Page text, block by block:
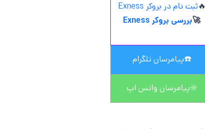
🔥ثبت نام در بروکر Exness
🚀بررسی بروکر Exness
☎️پیامرسان تلگرام
❇️پیامرسان واتس اپ